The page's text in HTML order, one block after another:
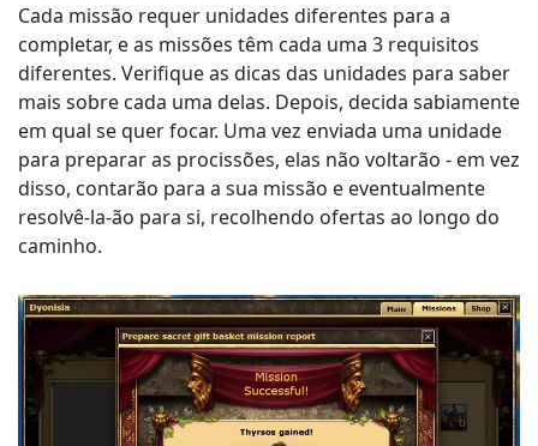
Cada missão requer unidades diferentes para a
completar, e as missões têm cada uma 3 requisitos
diferentes. Verifique as dicas das unidades para saber
mais sobre cada uma delas. Depois, decida sabiamente
em qual se quer focar. Uma vez enviada uma unidade
para preparar as procissões, elas não voltarão - em vez
disso, contarão para a sua missão e eventualmente
resolvê-la-ão para si, recolhendo ofertas ao longo do
caminho.